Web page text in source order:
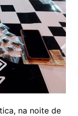
na noite de